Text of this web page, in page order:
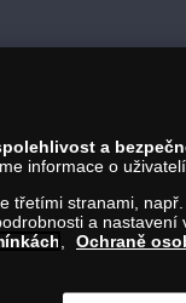
a
informace o
třetími stranami,
a nastavení
Ochraně